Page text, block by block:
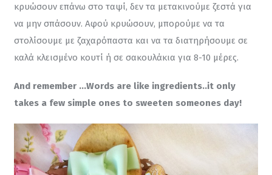
κρυώσουν επάνω στο ταψί, δεν τα μετακινούμε ζεστά για
να μην σπάσουν. Αφού κρυώσουν, μπορούμε να τα
στολίσουμε με ζαχαρόπαστα και να τα διατηρήσουμε σε
καλά κλεισμένο κουτί ή σε σακουλάκια για 8-10 μέρες.
And remember …Words are like ingredients..it only
takes a few simple ones to sweeten someones day!